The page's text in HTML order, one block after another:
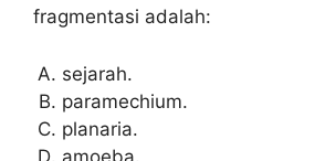
fragmentasi adalah:
sejarah.
paramechium.
planaria.
amoeba.